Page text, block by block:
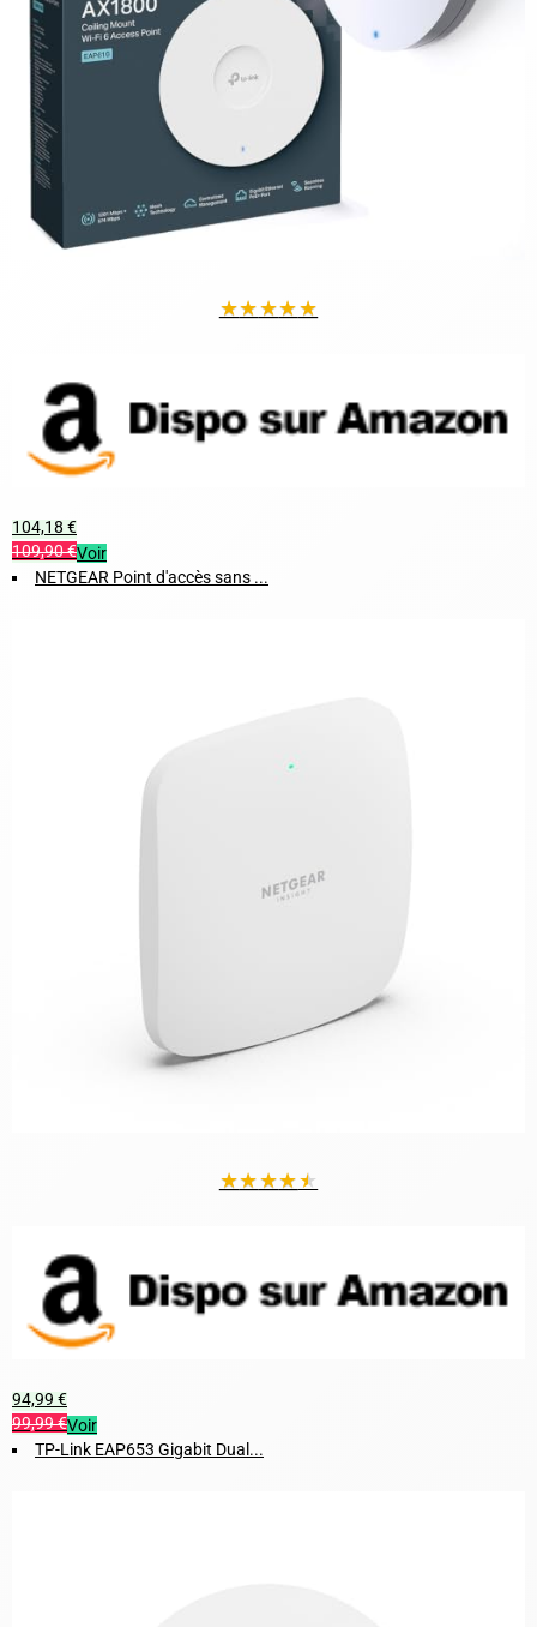
★★★★★
104,18 €
109,90 €Voir
NETGEAR Point d'accès sans ...
★★★★★
94,99 €
99,99 €Voir
TP-Link EAP653 Gigabit Dual...